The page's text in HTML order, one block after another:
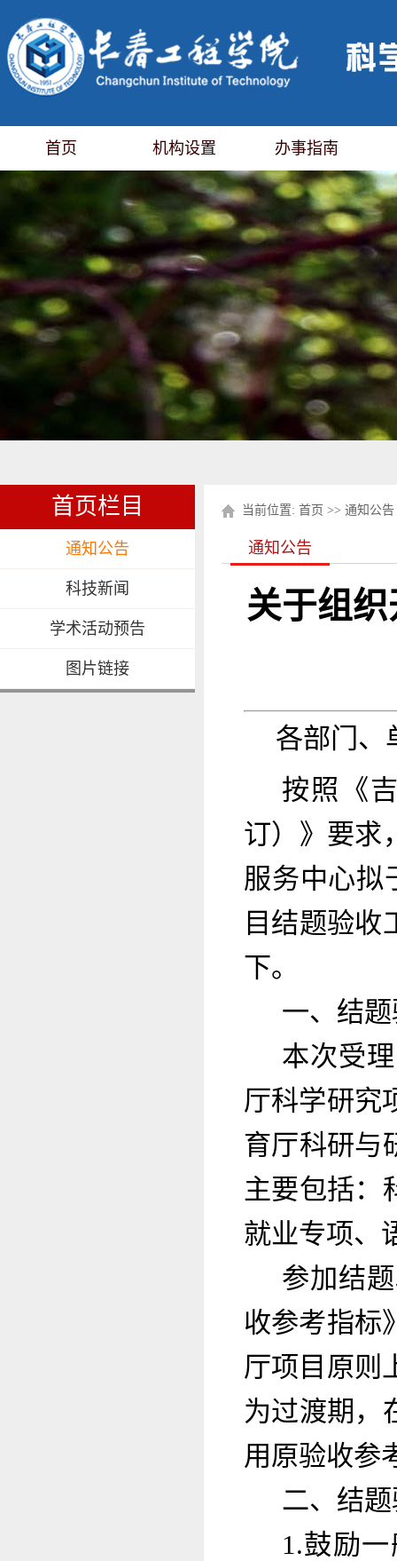
首页 机构设置 办事指南
首页栏目
通知公告
科技新闻
学术活动预告
图片链接
当前位置: 首页 >> 通知公告
通知公告
关于组
各部门、
按照《
订）》要求
服务中心拟
目结题验收
下。
一、结
本次受
厅科学研究
育厅科研与
主要包括：
就业专项、
参加结
收参考指标
厅项目原则
为过渡期，
用原验收参
二、结
1.鼓励